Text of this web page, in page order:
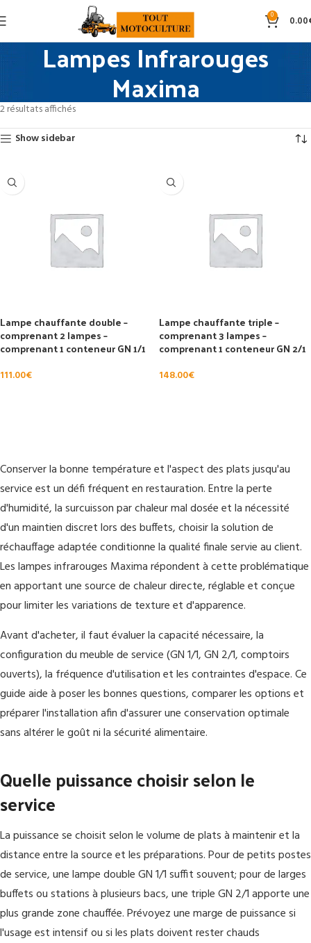
0 0.00
Lampes Infrarouges
Maxima
2 résultats affichés
Show sidebar
Lampe chauffante double –
comprenant 2 lampes –
comprenant 1 conteneur GN 1/1
111.00€
Lampe chauffante triple –
comprenant 3 lampes –
comprenant 1 conteneur GN 2/1
148.00€
Conserver la bonne température et l'aspect des plats jusqu'au
service est un défi fréquent en restauration. Entre la perte
d'humidité, la surcuisson par chaleur mal dosée et la nécessité
d'un maintien discret lors des buffets, choisir la solution de
réchauffage adaptée conditionne la qualité finale servie au client.
Les lampes infrarouges Maxima répondent à cette problématique
en apportant une source de chaleur directe, réglable et conçue
pour limiter les variations de texture et d'apparence.
Avant d'acheter, il faut évaluer la capacité nécessaire, la
configuration du meuble de service (GN 1/1, GN 2/1, comptoirs
ouverts), la fréquence d'utilisation et les contraintes d'espace. Ce
guide aide à poser les bonnes questions, comparer les options et
préparer l'installation afin d'assurer une conservation optimale
sans altérer le goût ni la sécurité alimentaire.
Quelle puissance choisir selon le
service
La puissance se choisit selon le volume de plats à maintenir et la
distance entre la source et les préparations. Pour de petits postes
de service, une lampe double GN 1/1 suffit souvent; pour de larges
buffets ou stations à plusieurs bacs, une triple GN 2/1 apporte une
plus grande zone chauffée. Prévoyez une marge de puissance si
l'usage est intensif ou si les plats doivent rester chauds